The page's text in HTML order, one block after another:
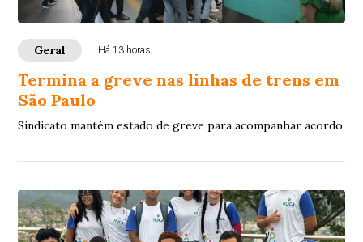
Geral Há 13 horas
Termina a greve nas linhas de trens em
São Paulo
Sindicato mantém estado de greve para acompanhar acordo